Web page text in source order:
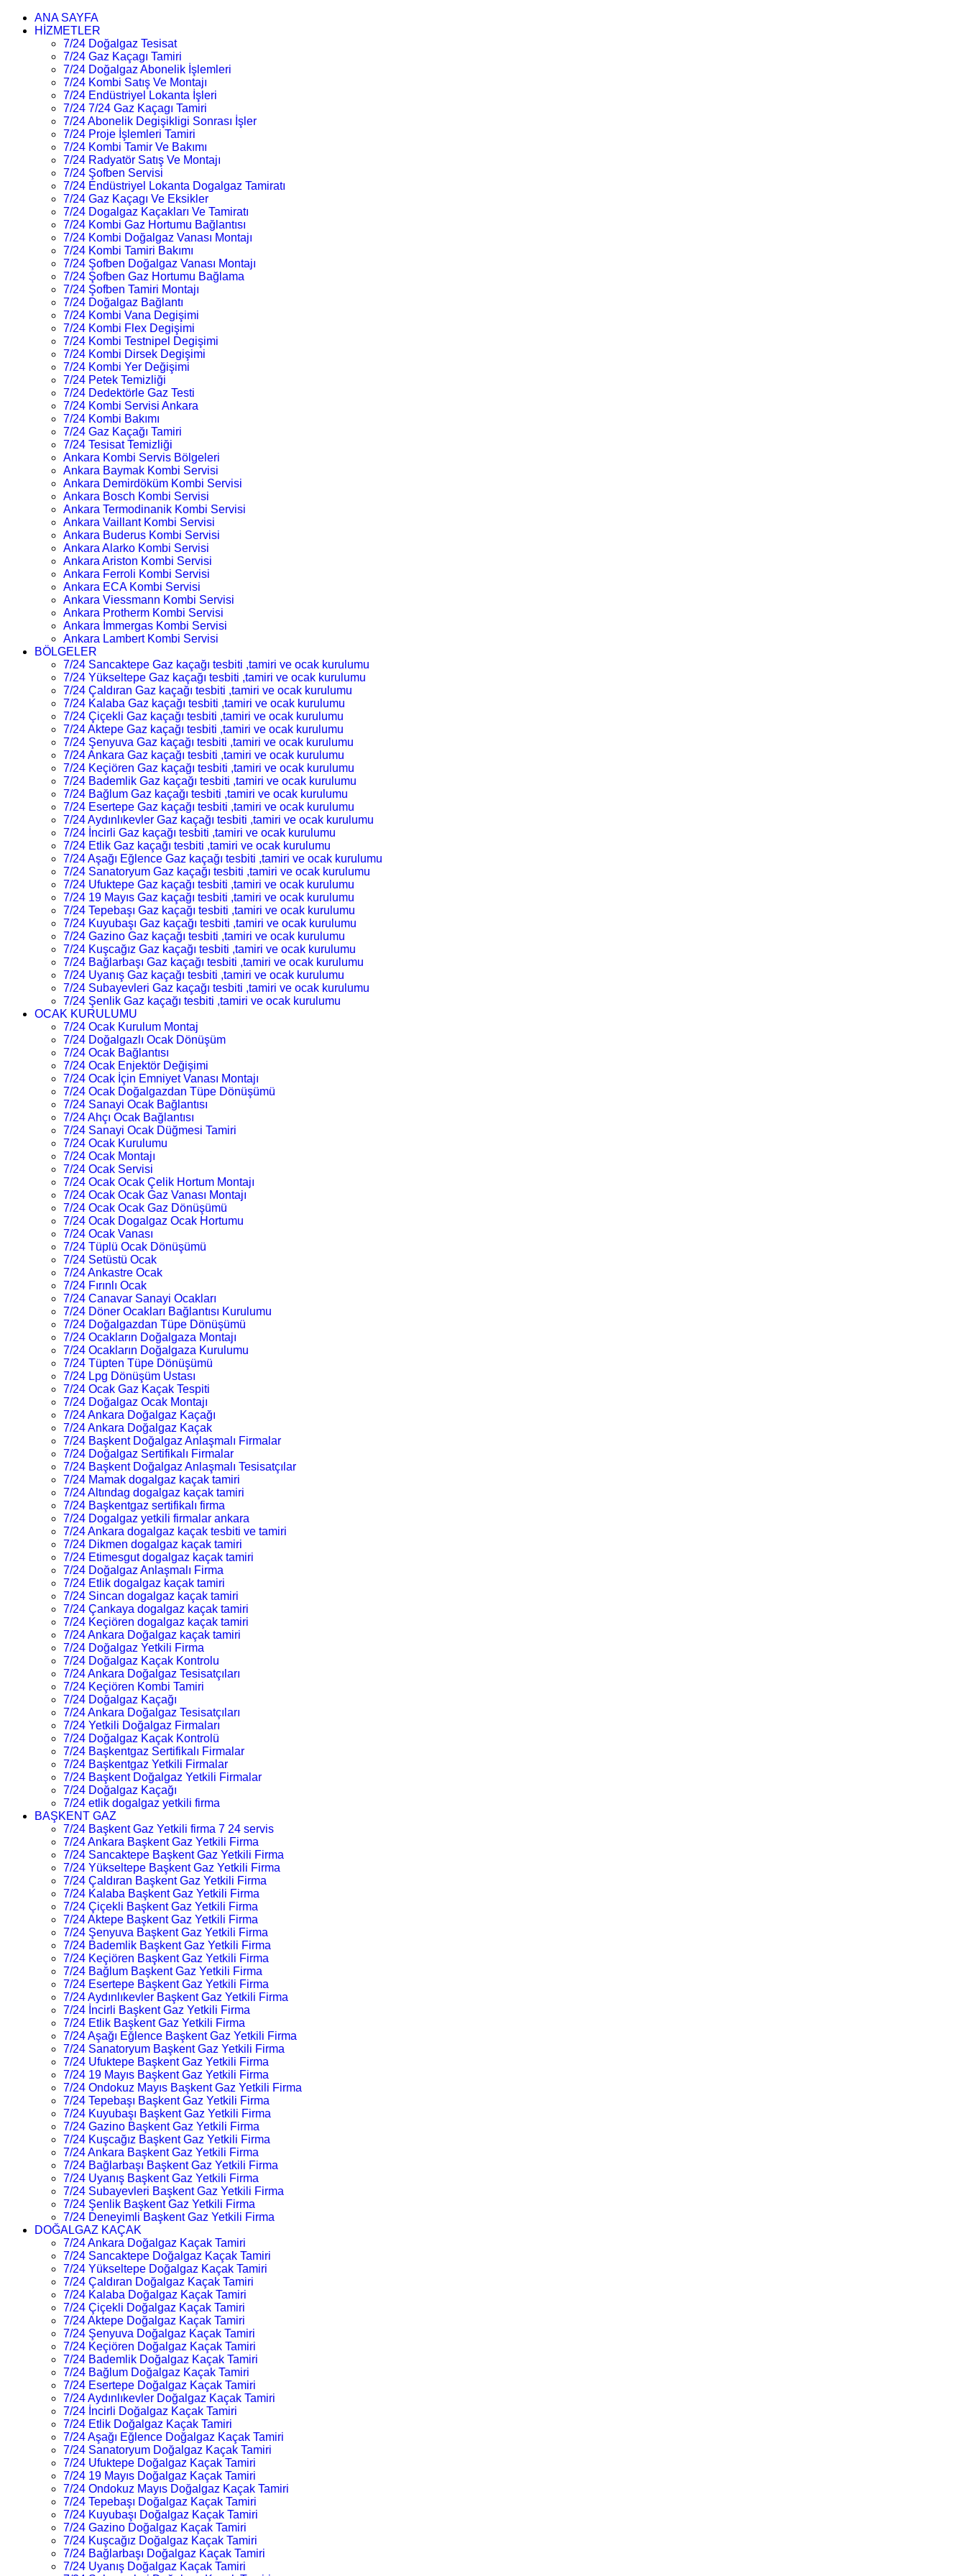
ANA SAYFA
HİZMETLER
7/24 Doğalgaz Tesisat
7/24 Gaz Kaçagı Tamiri
7/24 Doğalgaz Abonelik İşlemleri
7/24 Kombi Satış Ve Montajı
7/24 Endüstriyel Lokanta İşleri
7/24 7/24 Gaz Kaçagı Tamiri
7/24 Abonelik Degişikligi Sonrası İşler
7/24 Proje İşlemleri Tamiri
7/24 Kombi Tamir Ve Bakımı
7/24 Radyatör Satış Ve Montajı
7/24 Şofben Servisi
7/24 Endüstriyel Lokanta Dogalgaz Tamiratı
7/24 Gaz Kaçagı Ve Eksikler
7/24 Dogalgaz Kaçakları Ve Tamiratı
7/24 Kombi Gaz Hortumu Bağlantısı
7/24 Kombi Doğalgaz Vanası Montajı
7/24 Kombi Tamiri Bakımı
7/24 Şofben Doğalgaz Vanası Montajı
7/24 Şofben Gaz Hortumu Bağlama
7/24 Şofben Tamiri Montajı
7/24 Doğalgaz Bağlantı
7/24 Kombi Vana Degişimi
7/24 Kombi Flex Degişimi
7/24 Kombi Testnipel Degişimi
7/24 Kombi Dirsek Degişimi
7/24 Kombi Yer Değişimi
7/24 Petek Temizliği
7/24 Dedektörle Gaz Testi
7/24 Kombi Servisi Ankara
7/24 Kombi Bakımı
7/24 Gaz Kaçağı Tamiri
7/24 Tesisat Temizliği
Ankara Kombi Servis Bölgeleri
Ankara Baymak Kombi Servisi
Ankara Demirdöküm Kombi Servisi
Ankara Bosch Kombi Servisi
Ankara Termodinanik Kombi Servisi
Ankara Vaillant Kombi Servisi
Ankara Buderus Kombi Servisi
Ankara Alarko Kombi Servisi
Ankara Ariston Kombi Servisi
Ankara Ferroli Kombi Servisi
Ankara ECA Kombi Servisi
Ankara Viessmann Kombi Servisi
Ankara Protherm Kombi Servisi
Ankara İmmergas Kombi Servisi
Ankara Lambert Kombi Servisi
BÖLGELER
7/24 Sancaktepe Gaz kaçağı tesbiti ,tamiri ve ocak kurulumu
7/24 Yükseltepe Gaz kaçağı tesbiti ,tamiri ve ocak kurulumu
7/24 Çaldıran Gaz kaçağı tesbiti ,tamiri ve ocak kurulumu
7/24 Kalaba Gaz kaçağı tesbiti ,tamiri ve ocak kurulumu
7/24 Çiçekli Gaz kaçağı tesbiti ,tamiri ve ocak kurulumu
7/24 Aktepe Gaz kaçağı tesbiti ,tamiri ve ocak kurulumu
7/24 Şenyuva Gaz kaçağı tesbiti ,tamiri ve ocak kurulumu
7/24 Ankara Gaz kaçağı tesbiti ,tamiri ve ocak kurulumu
7/24 Keçiören Gaz kaçağı tesbiti ,tamiri ve ocak kurulumu
7/24 Bademlik Gaz kaçağı tesbiti ,tamiri ve ocak kurulumu
7/24 Bağlum Gaz kaçağı tesbiti ,tamiri ve ocak kurulumu
7/24 Esertepe Gaz kaçağı tesbiti ,tamiri ve ocak kurulumu
7/24 Aydınlıkevler Gaz kaçağı tesbiti ,tamiri ve ocak kurulumu
7/24 İncirli Gaz kaçağı tesbiti ,tamiri ve ocak kurulumu
7/24 Etlik Gaz kaçağı tesbiti ,tamiri ve ocak kurulumu
7/24 Aşağı Eğlence Gaz kaçağı tesbiti ,tamiri ve ocak kurulumu
7/24 Sanatoryum Gaz kaçağı tesbiti ,tamiri ve ocak kurulumu
7/24 Ufuktepe Gaz kaçağı tesbiti ,tamiri ve ocak kurulumu
7/24 19 Mayıs Gaz kaçağı tesbiti ,tamiri ve ocak kurulumu
7/24 Tepebaşı Gaz kaçağı tesbiti ,tamiri ve ocak kurulumu
7/24 Kuyubaşı Gaz kaçağı tesbiti ,tamiri ve ocak kurulumu
7/24 Gazino Gaz kaçağı tesbiti ,tamiri ve ocak kurulumu
7/24 Kuşcağız Gaz kaçağı tesbiti ,tamiri ve ocak kurulumu
7/24 Bağlarbaşı Gaz kaçağı tesbiti ,tamiri ve ocak kurulumu
7/24 Uyanış Gaz kaçağı tesbiti ,tamiri ve ocak kurulumu
7/24 Subayevleri Gaz kaçağı tesbiti ,tamiri ve ocak kurulumu
7/24 Şenlik Gaz kaçağı tesbiti ,tamiri ve ocak kurulumu
OCAK KURULUMU
7/24 Ocak Kurulum Montaj
7/24 Doğalgazlı Ocak Dönüşüm
7/24 Ocak Bağlantısı
7/24 Ocak Enjektör Değişimi
7/24 Ocak İçin Emniyet Vanası Montajı
7/24 Ocak Doğalgazdan Tüpe Dönüşümü
7/24 Sanayi Ocak Bağlantısı
7/24 Ahçı Ocak Bağlantısı
7/24 Sanayi Ocak Düğmesi Tamiri
7/24 Ocak Kurulumu
7/24 Ocak Montajı
7/24 Ocak Servisi
7/24 Ocak Ocak Çelik Hortum Montajı
7/24 Ocak Ocak Gaz Vanası Montajı
7/24 Ocak Ocak Gaz Dönüşümü
7/24 Ocak Dogalgaz Ocak Hortumu
7/24 Ocak Vanası
7/24 Tüplü Ocak Dönüşümü
7/24 Setüstü Ocak
7/24 Ankastre Ocak
7/24 Fırınlı Ocak
7/24 Canavar Sanayi Ocakları
7/24 Döner Ocakları Bağlantısı Kurulumu
7/24 Doğalgazdan Tüpe Dönüşümü
7/24 Ocakların Doğalgaza Montajı
7/24 Ocakların Doğalgaza Kurulumu
7/24 Tüpten Tüpe Dönüşümü
7/24 Lpg Dönüşüm Ustası
7/24 Ocak Gaz Kaçak Tespiti
7/24 Doğalgaz Ocak Montajı
7/24 Ankara Doğalgaz Kaçağı
7/24 Ankara Doğalgaz Kaçak
7/24 Başkent Doğalgaz Anlaşmalı Firmalar
7/24 Doğalgaz Sertifikalı Firmalar
7/24 Başkent Doğalgaz Anlaşmalı Tesisatçılar
7/24 Mamak dogalgaz kaçak tamiri
7/24 Altındag dogalgaz kaçak tamiri
7/24 Başkentgaz sertifikalı firma
7/24 Dogalgaz yetkili firmalar ankara
7/24 Ankara dogalgaz kaçak tesbiti ve tamiri
7/24 Dikmen dogalgaz kaçak tamiri
7/24 Etimesgut dogalgaz kaçak tamiri
7/24 Doğalgaz Anlaşmalı Firma
7/24 Etlik dogalgaz kaçak tamiri
7/24 Sincan dogalgaz kaçak tamiri
7/24 Çankaya dogalgaz kaçak tamiri
7/24 Keçiören dogalgaz kaçak tamiri
7/24 Ankara Doğalgaz kaçak tamiri
7/24 Doğalgaz Yetkili Firma
7/24 Doğalgaz Kaçak Kontrolu
7/24 Ankara Doğalgaz Tesisatçıları
7/24 Keçiören Kombi Tamiri
7/24 Doğalgaz Kaçağı
7/24 Ankara Doğalgaz Tesisatçıları
7/24 Yetkili Doğalgaz Firmaları
7/24 Doğalgaz Kaçak Kontrolü
7/24 Başkentgaz Sertifikalı Firmalar
7/24 Başkentgaz Yetkili Firmalar
7/24 Başkent Doğalgaz Yetkili Firmalar
7/24 Doğalgaz Kaçağı
7/24 etlik dogalgaz yetkili firma
BAŞKENT GAZ
7/24 Başkent Gaz Yetkili firma 7 24 servis
7/24 Ankara Başkent Gaz Yetkili Firma
7/24 Sancaktepe Başkent Gaz Yetkili Firma
7/24 Yükseltepe Başkent Gaz Yetkili Firma
7/24 Çaldıran Başkent Gaz Yetkili Firma
7/24 Kalaba Başkent Gaz Yetkili Firma
7/24 Çiçekli Başkent Gaz Yetkili Firma
7/24 Aktepe Başkent Gaz Yetkili Firma
7/24 Şenyuva Başkent Gaz Yetkili Firma
7/24 Bademlik Başkent Gaz Yetkili Firma
7/24 Keçiören Başkent Gaz Yetkili Firma
7/24 Bağlum Başkent Gaz Yetkili Firma
7/24 Esertepe Başkent Gaz Yetkili Firma
7/24 Aydınlıkevler Başkent Gaz Yetkili Firma
7/24 İncirli Başkent Gaz Yetkili Firma
7/24 Etlik Başkent Gaz Yetkili Firma
7/24 Aşağı Eğlence Başkent Gaz Yetkili Firma
7/24 Sanatoryum Başkent Gaz Yetkili Firma
7/24 Ufuktepe Başkent Gaz Yetkili Firma
7/24 19 Mayıs Başkent Gaz Yetkili Firma
7/24 Ondokuz Mayıs Başkent Gaz Yetkili Firma
7/24 Tepebaşı Başkent Gaz Yetkili Firma
7/24 Kuyubaşı Başkent Gaz Yetkili Firma
7/24 Gazino Başkent Gaz Yetkili Firma
7/24 Kuşcağız Başkent Gaz Yetkili Firma
7/24 Ankara Başkent Gaz Yetkili Firma
7/24 Bağlarbaşı Başkent Gaz Yetkili Firma
7/24 Uyanış Başkent Gaz Yetkili Firma
7/24 Subayevleri Başkent Gaz Yetkili Firma
7/24 Şenlik Başkent Gaz Yetkili Firma
7/24 Deneyimli Başkent Gaz Yetkili Firma
DOĞALGAZ KAÇAK
7/24 Ankara Doğalgaz Kaçak Tamiri
7/24 Sancaktepe Doğalgaz Kaçak Tamiri
7/24 Yükseltepe Doğalgaz Kaçak Tamiri
7/24 Çaldıran Doğalgaz Kaçak Tamiri
7/24 Kalaba Doğalgaz Kaçak Tamiri
7/24 Çiçekli Doğalgaz Kaçak Tamiri
7/24 Aktepe Doğalgaz Kaçak Tamiri
7/24 Şenyuva Doğalgaz Kaçak Tamiri
7/24 Keçiören Doğalgaz Kaçak Tamiri
7/24 Bademlik Doğalgaz Kaçak Tamiri
7/24 Bağlum Doğalgaz Kaçak Tamiri
7/24 Esertepe Doğalgaz Kaçak Tamiri
7/24 Aydınlıkevler Doğalgaz Kaçak Tamiri
7/24 İncirli Doğalgaz Kaçak Tamiri
7/24 Etlik Doğalgaz Kaçak Tamiri
7/24 Aşağı Eğlence Doğalgaz Kaçak Tamiri
7/24 Sanatoryum Doğalgaz Kaçak Tamiri
7/24 Ufuktepe Doğalgaz Kaçak Tamiri
7/24 19 Mayıs Doğalgaz Kaçak Tamiri
7/24 Ondokuz Mayıs Doğalgaz Kaçak Tamiri
7/24 Tepebaşı Doğalgaz Kaçak Tamiri
7/24 Kuyubaşı Doğalgaz Kaçak Tamiri
7/24 Gazino Doğalgaz Kaçak Tamiri
7/24 Kuşcağız Doğalgaz Kaçak Tamiri
7/24 Bağlarbaşı Doğalgaz Kaçak Tamiri
7/24 Uyanış Doğalgaz Kaçak Tamiri